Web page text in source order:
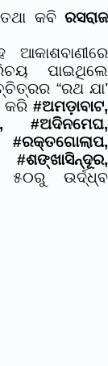
କବି ରସରାଜ
ଆକାଶବାଣୀରେ
ପାଇଥିଲେ
“ରଥ ଯା’
କରି #ଅମଡ଼ାବାଟ,
,#ଅଦିନମେଘ,
#ରକ୍ତଗୋଲାପ,
#ଶଙ୍ଖାସିନ୍ଦୂର,
ଉର୍ଦ୍ଧ୍ବ